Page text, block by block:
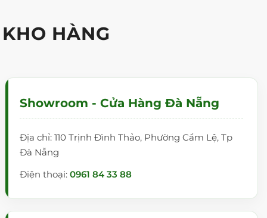
HÀNG
Showroom - Cửa Hàng Đà Nẵng
Địa chỉ: 110 Trịnh Đình Thảo, Phường Cẩm Lệ, Tp
Đà Nẵng
Điện thoại:0961 84 33 88